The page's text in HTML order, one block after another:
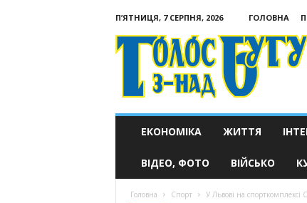
П’ЯТНИЦЯ, 7 СЕРПНЯ, 2026 ГОЛОВНА
Голос
з-
ЕКОНОМІКА ЖИТТЯ
ВІДЕО, ФОТО ВІЙСЬКО
Головна Спорт У Львові на спорткомплексі